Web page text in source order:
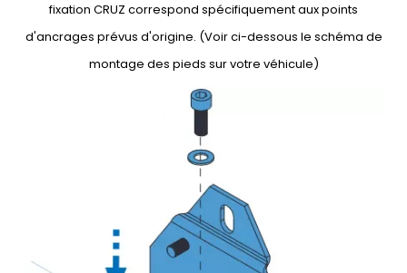
fixation CRUZ correspond spécifiquement aux points
d'ancrages prévus d'origine. (Voir ci-dessous le schéma de
montage des pieds sur votre véhicule)